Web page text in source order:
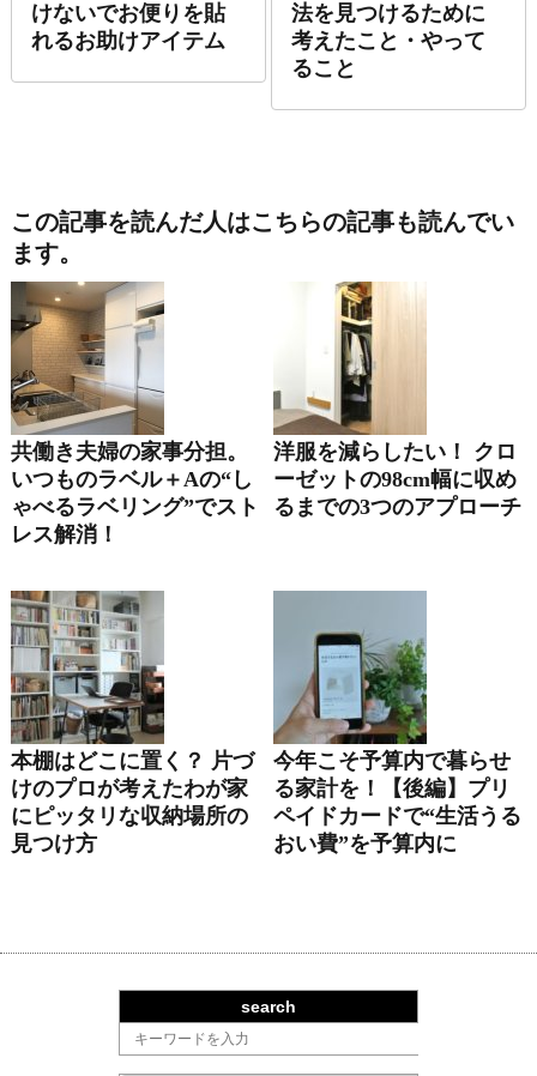
けないでお便りを貼
れるお助けアイテム
法を見つけるために
考えたこと・やって
ること
この記事を読んだ人はこちらの記事も読んでい
ます。
共働き夫婦の家事分担。
いつものラベル＋αの“し
ゃべるラベリング”でスト
レス解消！
洋服を減らしたい！ クロ
ーゼットの98cm幅に収め
るまでの3つのアプローチ
本棚はどこに置く？ 片づ
けのプロが考えたわが家
にピッタリな収納場所の
見つけ方
今年こそ予算内で暮らせ
る家計を！【後編】プリ
ペイドカードで“生活うる
おい費”を予算内に
search